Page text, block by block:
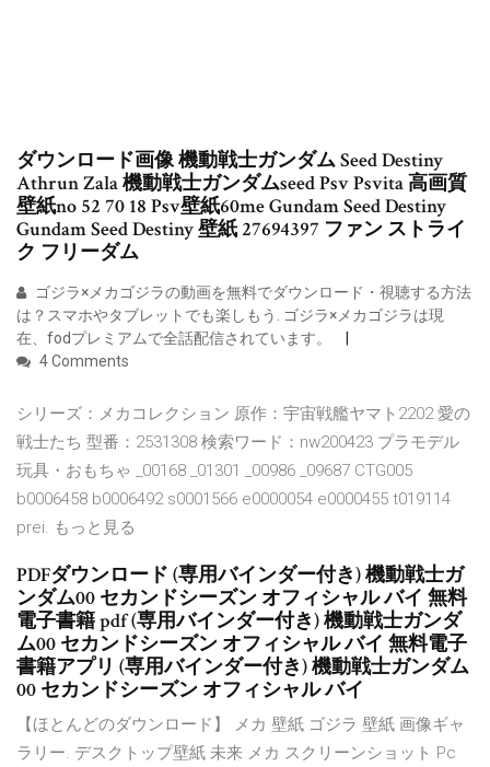
ダウンロード画像 機動戦士ガンダム Seed Destiny
Athrun Zala 機動戦士ガンダムseed Psv Psvita 高画質
壁紙no 52 70 18 Psv壁紙60me Gundam Seed Destiny
Gundam Seed Destiny 壁紙 27694397 ファン ストライ
ク フリーダム
ゴジラ×メカゴジラの動画を無料でダウンロード・視聴する方法
は？スマホやタブレットでも楽しもう. ゴジラ×メカゴジラは現
在、fodプレミアムで全話配信されています。
4 Comments
シリーズ：メカコレクション 原作：宇宙戦艦ヤマト2202 愛の
戦士たち 型番：2531308 検索ワード：nw200423 プラモデル
玩具・おもちゃ _00168 _01301 _00986 _09687 CTG005
b0006458 b0006492 s0001566 e0000054 e0000455 t019114
prei. もっと見る
PDFダウンロード (専用バインダー付き) 機動戦士ガ
ンダム00 セカンドシーズン オフィシャル バイ 無料
電子書籍 pdf (専用バインダー付き) 機動戦士ガンダ
ム00 セカンドシーズン オフィシャル バイ 無料電子
書籍アプリ (専用バインダー付き) 機動戦士ガンダム
00 セカンドシーズン オフィシャル バイ
【ほとんどのダウンロード】 メカ 壁紙 ゴジラ 壁紙 画像ギャ
ラリー. デスクトップ壁紙 未来 メカ スクリーンショット Pc